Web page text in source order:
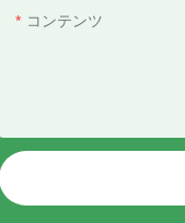
コンテンツ